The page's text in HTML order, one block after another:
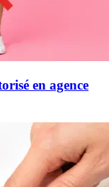
en agence